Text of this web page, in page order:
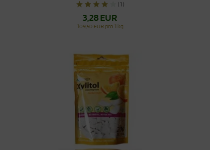
(1)
3,28 EUR
109,50 EUR pro 1 kg